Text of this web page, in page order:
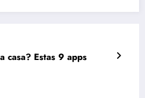
casa? Estas 9 apps